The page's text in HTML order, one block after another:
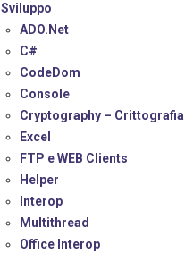
Sviluppo
ADO.Net
C#
CodeDom
Console
Cryptography – Crittografia
Excel
FTP e WEB Clients
Helper
Interop
Multithread
Office Interop